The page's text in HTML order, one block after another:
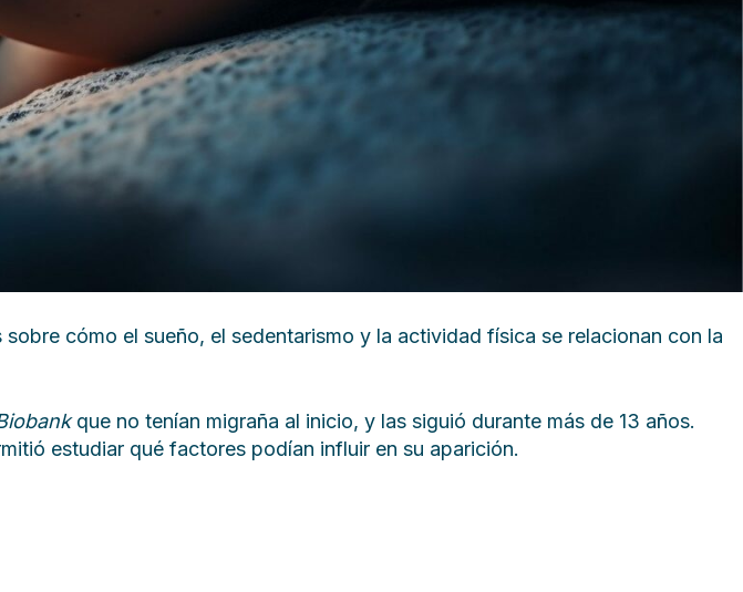
cómo el sueño, el sedentarismo y la actividad física se relacionan con la
que no tenían migraña al inicio, y las siguió durante más de 13 años.
estudiar qué factores podían influir en su aparición.